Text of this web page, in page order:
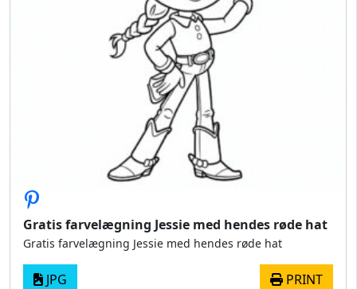
Gratis farvelægning Jessie med hendes røde hat
Gratis farvelægning Jessie med hendes røde hat
JPG PRINT